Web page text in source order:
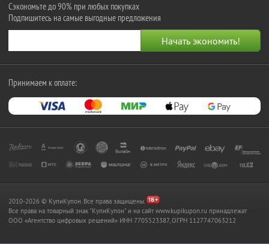
Сэкономьте до 90% при любых покупках
Подпишитесь на самые выгодные предложения
Принимаем к оплате:
2010-2026 © КупиКупон. Все права защищены.
Все права на товарный знак "КупиКупон" и на сайт www.kupikupon.ru принадлежат
OOO «Агентство цифровых решений» ИНН 7705523387, ОГРН 1127747063212